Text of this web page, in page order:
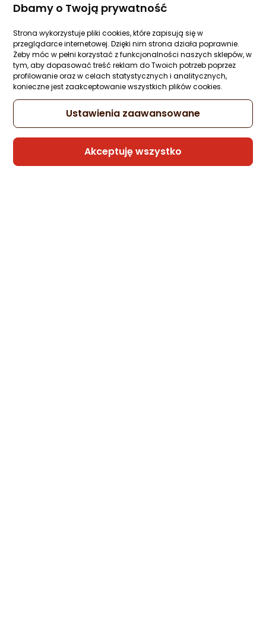
Dbamy o Twoją prywatność
Strona wykorzystuje pliki cookies, które zapisują się w
przeglądarce internetowej. Dzięki nim strona działa poprawnie.
Żeby móc w pełni korzystać z funkcjonalności naszych sklepów, w
tym, aby dopasować treść reklam do Twoich potrzeb poprzez
profilowanie oraz w celach statystycznych i analitycznych,
konieczne jest zaakceptowanie wszystkich plików cookies.
Ustawienia zaawansowane
Akceptuję wszystko